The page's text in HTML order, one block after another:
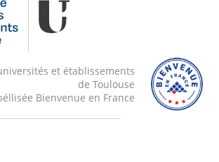
et établissements
de Toulouse
Bienvenue en France